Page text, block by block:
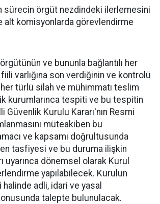
sürecin örgüt nezdindeki ilerlemesini
alt komisyonlarda görevlendirme
ve bununla bağlantılı her
varlığına son verdiğinin ve kontrolü
her türlü silah ve mühimmatı teslim
kurumlarınca tespiti ve bu tespitin
Güvenlik Kurulu Kararı'nın Resmi
müteakiben bu
ve kapsamı doğrultusunda
tasfiyesi ve bu duruma ilişkin
uyarınca dönemsel olarak Kurul
yapılabilecek. Kurulun
adli, idari ve yasal
talepte bulunulacak.